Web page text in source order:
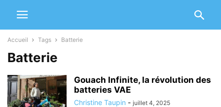
Accueil Tags Batterie
Batterie
Gouach Infinite, la révolution des
batteries VAE
Christine Taupin - juillet 4, 2025